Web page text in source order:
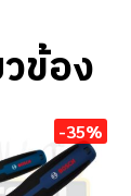
ข้อง
-35%